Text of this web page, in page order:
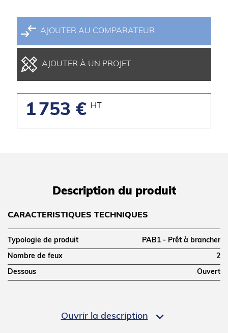
AJOUTER AU COMPARATEUR
AJOUTER À UN PROJET
1 753 € HT
Ouvrir la description 
Description du produit
CARACTÉRISTIQUES TECHNIQUES
Typologie de produit PAB1 - Prêt à brancher
Nombre de feux 2
Dessous Ouvert